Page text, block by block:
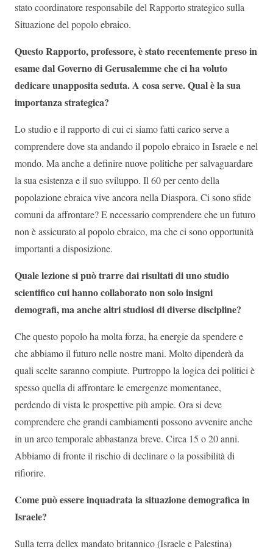
stato coordinatore responsabile del Rapporto strategico sulla
Situazione del popolo ebraico.
Questo Rapporto, professore, è stato recentemente preso in
esame dal Governo di Gerusalemme che ci ha voluto
dedicare unapposita seduta. A cosa serve. Qual è la sua
importanza strategica?
Lo studio e il rapporto di cui ci siamo fatti carico serve a
comprendere dove sta andando il popolo ebraico in Israele e nel
mondo. Ma anche a definire nuove politiche per salvaguardare
la sua esistenza e il suo sviluppo. Il 60 per cento della
popolazione ebraica vive ancora nella Diaspora. Ci sono sfide
comuni da affrontare? E necessario comprendere che un futuro
non è assicurato al popolo ebraico, ma che ci sono opportunità
importanti a disposizione.
Quale lezione si può trarre dai risultati di uno studio
scientifico cui hanno collaborato non solo insigni
demografi, ma anche altri studiosi di diverse discipline?
Che questo popolo ha molta forza, ha energie da spendere e
che abbiamo il futuro nelle nostre mani. Molto dipenderà da
quali scelte saranno compiute. Purtroppo la logica dei politici è
spesso quella di affrontare le emergenze momentanee,
perdendo di vista le prospettive più ampie. Ora si deve
comprendere che grandi cambiamenti possono avvenire anche
in un arco temporale abbastanza breve. Circa 15 o 20 anni.
Abbiamo di fronte il rischio di declinare o la possibilità di
rifiorire.
Come può essere inquadrata la situazione demografica in
Israele?
Sulla terra dellex mandato britannico (Israele e Palestina)